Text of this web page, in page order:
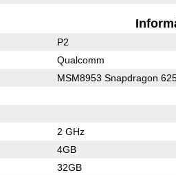
P2
Qualcomm
MSM8953 Snapdragon
2 GHz
4GB
32GB